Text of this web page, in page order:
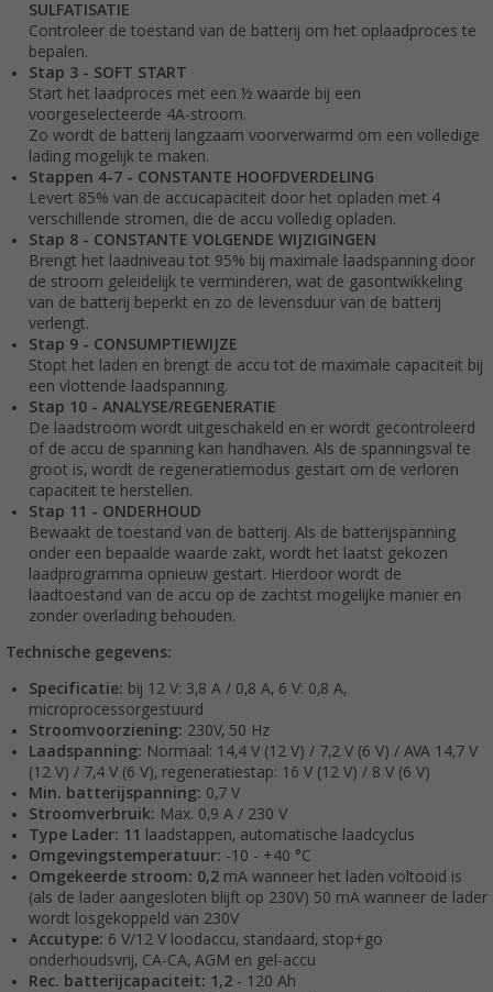
SULFATISATIE
Controleer de toestand van de batterij om het oplaadproces te
bepalen.
Stap 3 - SOFT START
Start het laadproces met een ½ waarde bij een
voorgeselecteerde 4A-stroom.
Zo wordt de batterij langzaam voorverwarmd om een volledige
lading mogelijk te maken.
Stappen 4-7 - CONSTANTE HOOFDVERDELING
Levert 85% van de accucapaciteit door het opladen met 4
verschillende stromen, die de accu volledig opladen.
Stap 8 - CONSTANTE VOLGENDE WIJZIGINGEN
Brengt het laadniveau tot 95% bij maximale laadspanning door
de stroom geleidelijk te verminderen, wat de gasontwikkeling
van de batterij beperkt en zo de levensduur van de batterij
verlengt.
Stap 9 - CONSUMPTIEWIJZE
Stopt het laden en brengt de accu tot de maximale capaciteit bij
een vlottende laadspanning.
Stap 10 - ANALYSE/REGENERATIE
De laadstroom wordt uitgeschakeld en er wordt gecontroleerd
of de accu de spanning kan handhaven. Als de spanningsval te
groot is, wordt de regeneratiemodus gestart om de verloren
capaciteit te herstellen.
Stap 11 - ONDERHOUD
Bewaakt de toestand van de batterij. Als de batterijspanning
onder een bepaalde waarde zakt, wordt het laatst gekozen
laadprogramma opnieuw gestart. Hierdoor wordt de
laadtoestand van de accu op de zachtst mogelijke manier en
zonder overlading behouden.
Technische gegevens:
Specificatie: bij 12 V: 3,8 A / 0,8 A, 6 V: 0,8 A,
microprocessorgestuurd
Stroomvoorziening: 230V, 50 Hz
Laadspanning: Normaal: 14,4 V (12 V) / 7,2 V (6 V) / AVA 14,7 V
(12 V) / 7,4 V (6 V), regeneratiestap: 16 V (12 V) / 8 V (6 V)
Min. batterijspanning: 0,7 V
Stroomverbruik: Max. 0,9 A / 230 V
Type Lader: 11
laadstappen, automatische laadcyclus
Omgevingstemperatuur: -10 - +40 °C
Omgekeerde stroom: 0,2 mA wanneer het laden voltooid is
(als de lader aangesloten blijft op 230V) 50 mA wanneer de lader
wordt losgekoppeld van 230V
Accutype: 6 V/12 V loodaccu, standaard, stop+go
onderhoudsvrij, CA-CA, AGM en gel-accu
Rec. batterijcapaciteit: 1,2 - 120 Ah